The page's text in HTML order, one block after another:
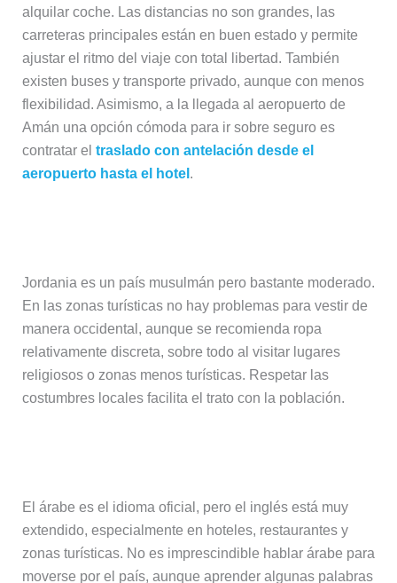
alquilar coche. Las distancias no son grandes, las
carreteras principales están en buen estado y permite
ajustar el ritmo del viaje con total libertad. También
existen buses y transporte privado, aunque con menos
flexibilidad. Asimismo, a la llegada al aeropuerto de
Amán una opción cómoda para ir sobre seguro es
contratar el traslado con antelación desde el
aeropuerto hasta el hotel .
Jordania es un país musulmán pero bastante moderado.
En las zonas turísticas no hay problemas para vestir de
manera occidental, aunque se recomienda ropa
relativamente discreta, sobre todo al visitar lugares
religiosos o zonas menos turísticas. Respetar las
costumbres locales facilita el trato con la población.
El árabe es el idioma oficial, pero el inglés está muy
extendido, especialmente en hoteles, restaurantes y
zonas turísticas. No es imprescindible hablar árabe para
moverse por el país, aunque aprender algunas palabras